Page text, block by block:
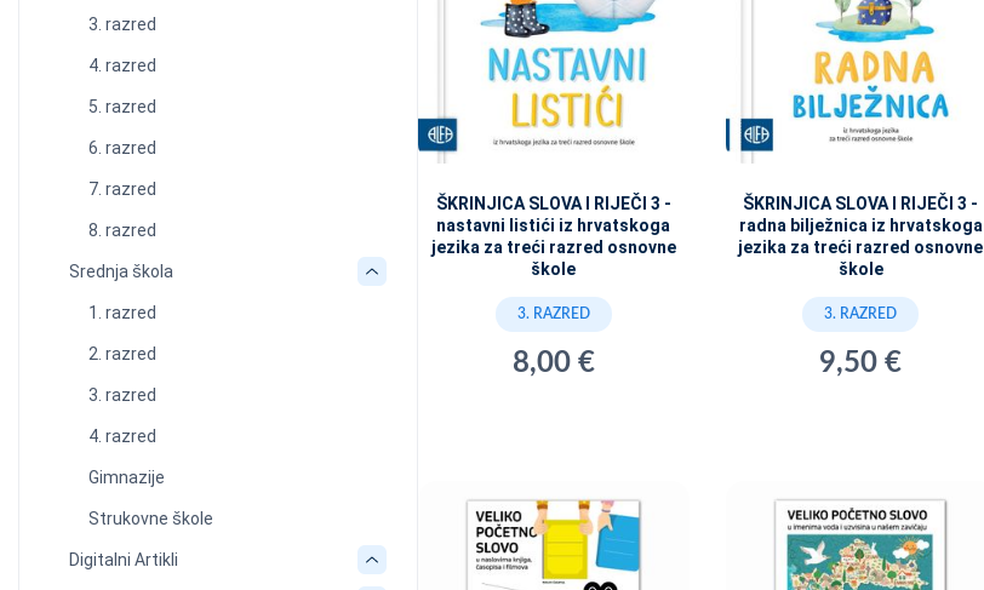
3. razred
4. razred
5. razred
6. razred
7. razred
8. razred
Srednja škola
1. razred
2. razred
3. razred
4. razred
Gimnazije
Strukovne škole
Digitalni Artikli
ŠKRINJICA SLOVA I RIJEČI 3 -
nastavni listići iz hrvatskoga
jezika za treći razred osnovne
škole
3. RAZRED
8,00 €
ŠKRINJICA SLOVA I RIJEČI 3 -
radna bilježnica iz hrvatskoga
jezika za treći razred osnovne
škole
3. RAZRED
9,50 €